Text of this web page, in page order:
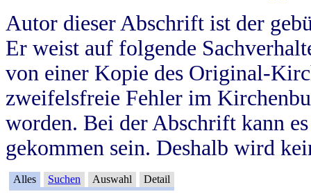
Autor dieser Abschrift ist der
Er weist auf folgende
von einer Kopie des Original-
zweifelsfreie Fehler im
worden. Bei der Abschrift kann
gekommen sein. Deshalb wird
Alles Suchen Auswahl Detail